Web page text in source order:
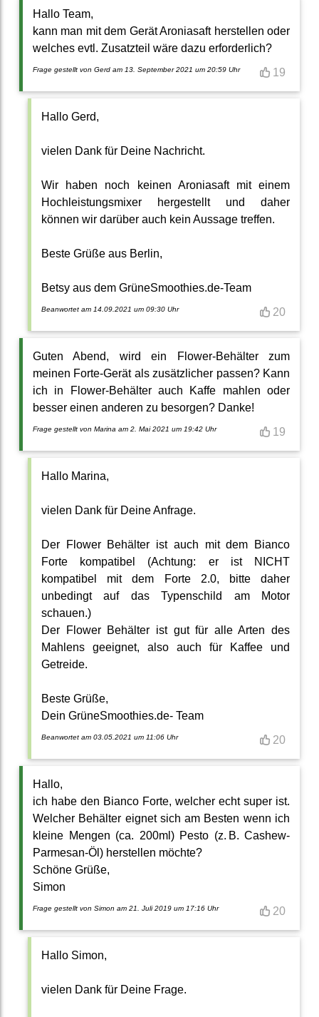
Hallo Team,
kann man mit dem Gerät Aroniasaft herstellen oder
welches evtl. Zusatzteil wäre dazu erforderlich?
Frage gestellt von Gerd am 13. September 2021 um 20:59 Uhr 19
Hallo Gerd,
vielen Dank für Deine Nachricht.
Wir haben noch keinen Aroniasaft mit einem
Hochleistungsmixer hergestellt und daher
können wir darüber auch kein Aussage treffen.
Beste Grüße aus Berlin,
Betsy aus dem GrüneSmoothies.de-Team
Beanwortet am 14.09.2021 um 09:30 Uhr 20
Guten Abend, wird ein Flower-Behälter zum
meinen Forte-Gerät als zusätzlicher passen? Kann
ich in Flower-Behälter auch Kaffe mahlen oder
besser einen anderen zu besorgen? Danke!
Frage gestellt von Marina am 2. Mai 2021 um 19:42 Uhr 19
Hallo Marina,
vielen Dank für Deine Anfrage.
Der Flower Behälter ist auch mit dem Bianco
Forte kompatibel (Achtung: er ist NICHT
kompatibel mit dem Forte 2.0, bitte daher
unbedingt auf das Typenschild am Motor
schauen.)
Der Flower Behälter ist gut für alle Arten des
Mahlens geeignet, also auch für Kaffee und
Getreide.
Beste Grüße,
Dein GrüneSmoothies.de- Team
Beanwortet am 03.05.2021 um 11:06 Uhr 20
Hallo,
ich habe den Bianco Forte, welcher echt super ist.
Welcher Behälter eignet sich am Besten wenn ich
kleine Mengen (ca. 200ml) Pesto (z. B. Cashew-
Parmesan-Öl) herstellen möchte?
Schöne Grüße,
Simon
Frage gestellt von Simon am 21. Juli 2019 um 17:16 Uhr 20
Hallo Simon,
vielen Dank für Deine Frage.